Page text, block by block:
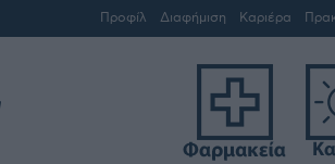
Προφίλ Διαφήμιση Καριέρα